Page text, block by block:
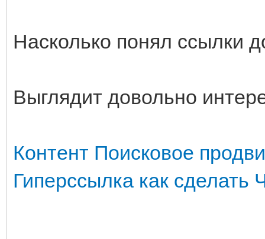
Насколько понял ссылки
Выглядит довольно
Контент Поисковое
Гиперссылка как сделать